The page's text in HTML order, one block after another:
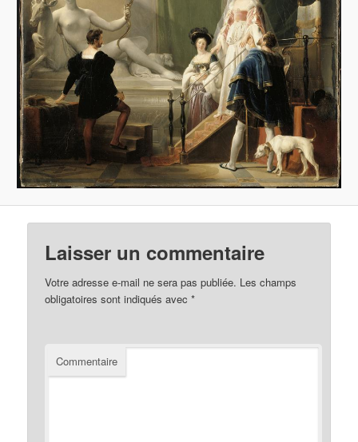
Laisser un commentaire
Votre adresse e-mail ne sera pas publiée. Les champs
obligatoires sont indiqués avec*
Commentaire